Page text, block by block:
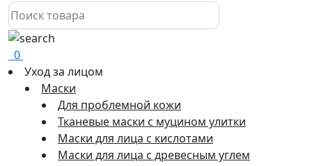
0
Уход за лицом
Маски
Для проблемной кожи
Тканевые маски с муцином улитки
Маски для лица с кислотами
Маски для лица с древесным углем